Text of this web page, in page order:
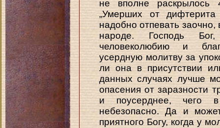
не вполне раскрылось
„Умерших от
надобно отпевать
народе. Господь
человеколюбию и
усердную молитву за
ли она в присутствии
данных случаях лучше
опасения от заразности
и поусерднее, чего в
небезопасно. Да и
приятного Богу, когда у